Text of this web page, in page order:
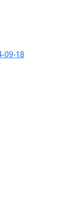
09-18